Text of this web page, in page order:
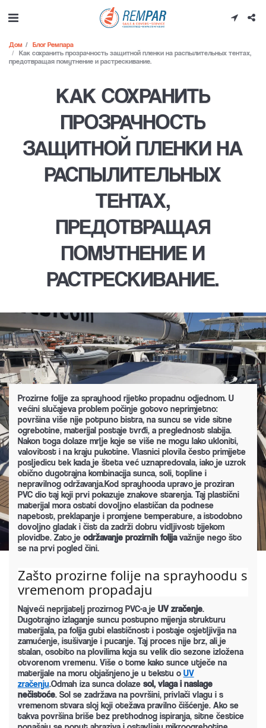
Дом
Блог Ремпара
Как сохранить прозрачность защитной пленки на распылительных тентах,
предотвращая помутнение и растрескивание.
КАК СОХРАНИТЬ
ПРОЗРАЧНОСТЬ
ЗАЩИТНОЙ ПЛЕНКИ НА
РАСПЫЛИТЕЛЬНЫХ
ТЕНТАХ,
ПРЕДОТВРАЩАЯ
ПОМУТНЕНИЕ И
РАСТРЕСКИВАНИЕ.
Prozirne folije za sprayhood rijetko propadnu odjednom. U
većini slučajeva problem počinje gotovo neprimjetno:
površina više nije potpuno bistra, na suncu se vide sitne
ogrebotine, materijal postaje tvrđi, a preglednost slabija.
Nakon toga dolaze mrlje koje se više ne mogu lako ukloniti,
valovitost i na kraju pukotine. Vlasnici plovila često primijete
posljedicu tek kada je šteta već uznapredovala, iako je uzrok
obično dugotrajna kombinacija sunca, soli, topline i
nepravilnog održavanja.Kod sprayhooda upravo je proziran
PVC dio taj koji prvi pokazuje znakove starenja. Taj plastični
materijal mora ostati dovoljno elastičan da podnese
napetost, preklapanje i promjene temperature, a istodobno
dovoljno gladak i čist da zadrži dobru vidljivost tijekom
plovidbe. Zato je održavanje prozirnih folijavažnije nego što
se na prvi pogled čini.
Zašto prozirne folije na sprayhoodu s
vremenom propadaju
Najveći neprijatelj prozirnog PVC-a je UV zračenje.
Dugotrajno izlaganje suncu postupno mijenja strukturu
materijala, pa folija gubi elastičnost i postaje osjetljivija na
zamućenje, isušivanje i pucanje. Taj proces nije brz, ali je
stalan, osobito na plovilima koja su velik dio sezone izložena
otvorenom vremenu. Više o tome kako sunce utječe na
materijale na moru objašnjeno je u tekstu o UV
zračenju.Odmah iza sunca dolaze sol, vlaga i naslage
nečistoće. Sol se zadržava na površini, privlači vlagu i s
vremenom stvara sloj koji otežava pravilno čišćenje. Ako se
takva površina briše bez prethodnog ispiranja, sitne čestice